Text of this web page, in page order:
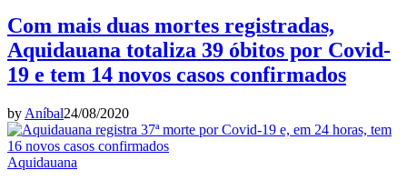
Com mais duas mortes registradas,
Aquidauana totaliza 39 óbitos por Covid-
19 e tem 14 novos casos confirmados
by Aníbal24/08/2020
Aquidauana